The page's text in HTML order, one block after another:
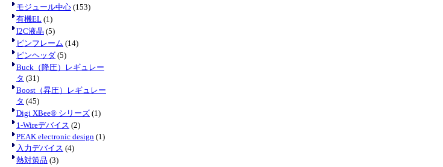
モジュール中心 (153)
有機EL (1)
I2C液晶 (5)
ピンフレーム (14)
ピンヘッダ (5)
Buck（降圧）レギュレー
タ (31)
Boost（昇圧）レギュレー
タ (45)
Digi XBee® シリーズ (1)
1-Wireデバイス (2)
PEAK electronic design (1)
入力デバイス (4)
熱対策品 (3)